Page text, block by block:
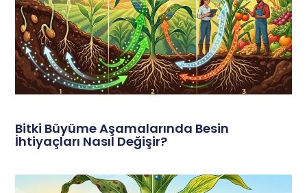
Bitki Büyüme Aşamalarında Besin
İhtiyaçları Nasıl Değişir?